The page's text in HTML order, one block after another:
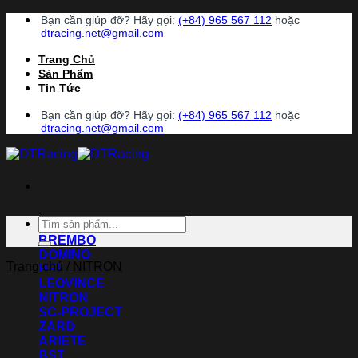
Chuyển
dung
Bạn cần giúp đỡ? Hãy gọi: (+84) 965 567 112 hoặc
dtracing.net@gmail.com
Trang Chủ
Sản Phẩm
Tin Tức
Bạn cần giúp đỡ? Hãy gọi: (+84) 965 567 112 hoặc
dtracing.net@gmail.com
ACCOSSATO
BREMBO
DOMINO
HEL
LEOVINCE
NITRON
SC-PROJECT
ZARD
ARIETE
BST
Tìm
kiếm:
Trang chủ / NITRON